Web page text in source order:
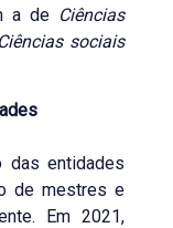
a de Ciências
Ciências sociais
das entidades
de mestres e
Em 2021,